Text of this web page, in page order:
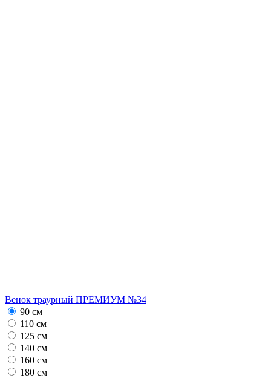
Венок траурный ПРЕМИУМ №34
90 см
110 см
125 см
140 см
160 см
180 см